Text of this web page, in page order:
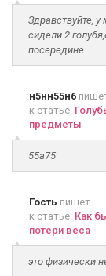
Здравствуйте,
сидели 2
посередине...
н5нн55н6
к статье:
предметы
55а75
Гость пишет
к статье: Как
потери веса
это физически